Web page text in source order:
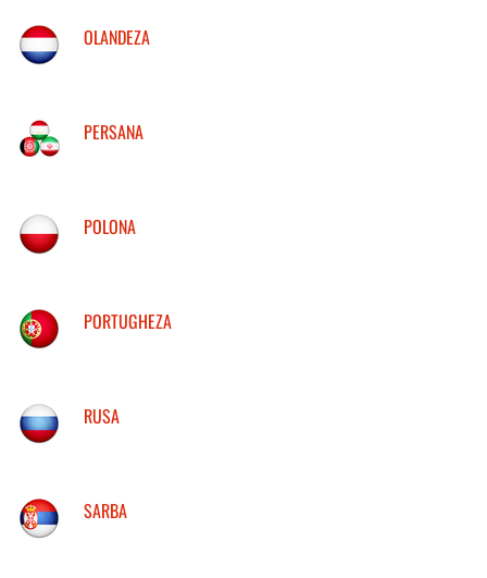
OLANDEZA
PERSANA
POLONA
PORTUGHEZA
RUSA
SARBA